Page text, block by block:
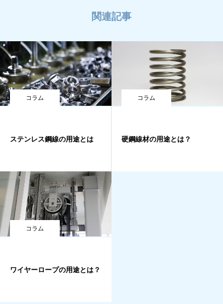
関連記事
コラム
ステンレス鋼線の用途とは
コラム
硬鋼線材の用途とは？
コラム
ワイヤーロープの用途とは？